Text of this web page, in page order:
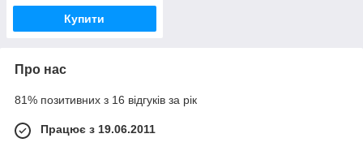
Купити
Про нас
81% позитивних з 16 відгуків за рік
Працює з 19.06.2011